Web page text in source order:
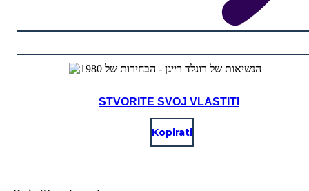
STVORITE SVOJ VLASTITI
Kopirati